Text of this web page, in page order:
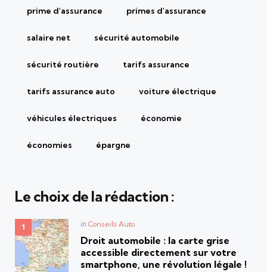
prime d'assurance primes d'assurance
salaire net sécurité automobile
sécurité routière tarifs assurance
tarifs assurance auto voiture électrique
véhicules électriques économie
économies épargne
Le choix de la rédaction :
Posted
in Conseils Auto
Droit automobile : la carte grise
accessible directement sur votre
smartphone, une révolution légale !